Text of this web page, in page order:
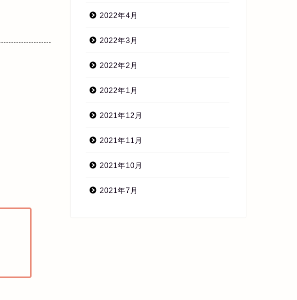
2022年4月
2022年3月
2022年2月
2022年1月
2021年12月
2021年11月
2021年10月
2021年7月